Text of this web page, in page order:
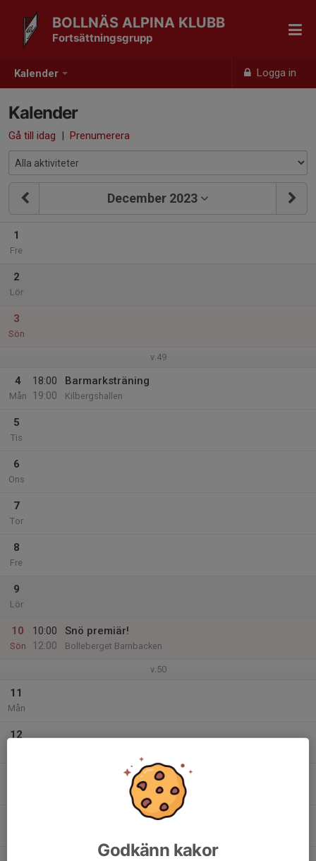
Kalender Logga in
BOLLNÄS ALPINA KLUBB
Fortsättningsgrupp
Kalender
Gå till idag | Prenumerera
December 2023
1
Fre
2
Lör
3
Sön
v.49
4
Mån
18:00
19:00
Barmarksträning
Kilbergshallen
5
Tis
6
Ons
7
Tor
8
Fre
9
Lör
10
Sön
10:00
12:00
Snö premiär!
Bolleberget Barnbacken
v.50
11
Mån
12
Blandad träning fortsättnings och u8 u10
Bolleberget Barnbacken
Godkänn kakor